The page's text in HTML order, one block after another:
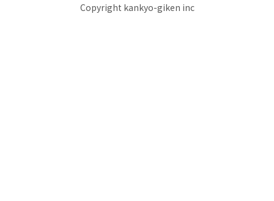
Copyright kankyo-giken inc